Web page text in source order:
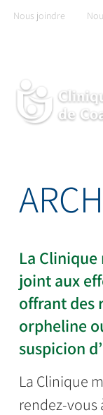
SkipNous joindre
La
joint aux
offrant des
orpheline
suspicion
La Clinique
rendez-